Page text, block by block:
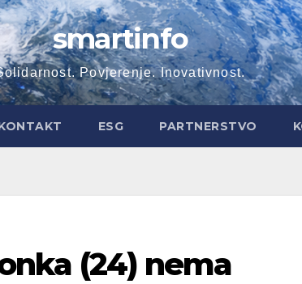
smartinfo
Povjerenje. Inovativnost.
ESG PARTNERSTVO
(24) nema